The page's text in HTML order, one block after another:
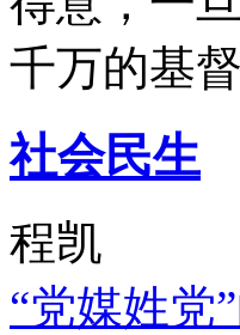
千万的基
社会民生
程凯
“党媒姓党